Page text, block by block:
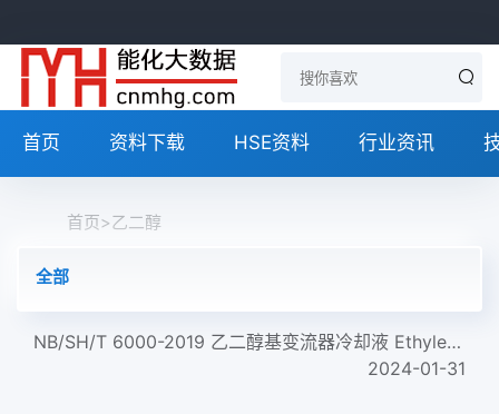
首页 资料下载 HSE资料 行业资讯
首页>乙二醇
全部
NB/SH/T 6000-2019 乙二醇基变流器冷却液 Ethylene glygol base inverter coolant
2024-01-31